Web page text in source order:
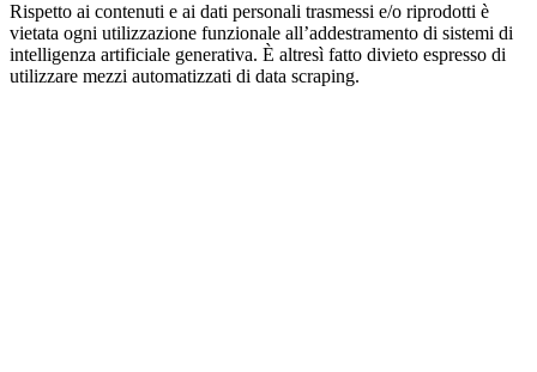
Rispetto ai contenuti e ai dati personali trasmessi e/o riprodotti è
vietata ogni utilizzazione funzionale all’addestramento di sistemi di
intelligenza artificiale generativa. È altresì fatto divieto espresso di
utilizzare mezzi automatizzati di data scraping.